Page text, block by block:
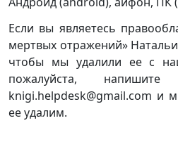
Если вы являетесь
мертвых отражений»
чтобы мы удалили ее с
пожалуйста,
knigi.helpdesk@gmail.com и
ее удалим.